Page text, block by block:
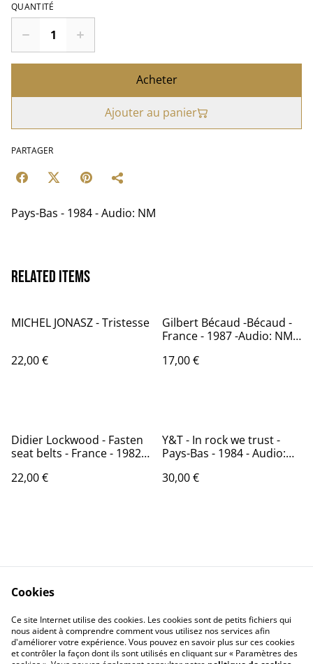
QUANTITÉ
Acheter
Ajouter au panier
PARTAGER
Pays-Bas - 1984 - Audio: NM
Related items
MICHEL JONASZ - Tristesse
22,00 €
Gilbert Bécaud -Bécaud -
France - 1987 -Audio: NM -
17,00 €
Didier Lockwood - Fasten
seat belts - France - 1982 -
JMS 016
22,00 €
Y&T - In rock we trust -
Pays-Bas - 1984 - Audio:
65007
30,00 €
Politique de
confidentialité
Politique de cookies
Calendrier:
Brocantes,Bourse...
Cookies
Ce site Internet utilise des cookies. Les cookies sont de petits fichiers qui
nous aident à comprendre comment vous utilisez nos services afin
d'améliorer votre expérience. Vous pouvez en savoir plus sur ces cookies
et contrôler la façon dont ils sont utilisés en cliquant sur « Paramètres des